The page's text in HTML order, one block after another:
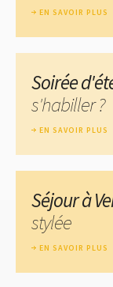
EN SAVOIR PLUS
Soirée
s'habiller ?
EN SAVOIR PLUS
Séjour à
stylée
EN SAVOIR PLUS